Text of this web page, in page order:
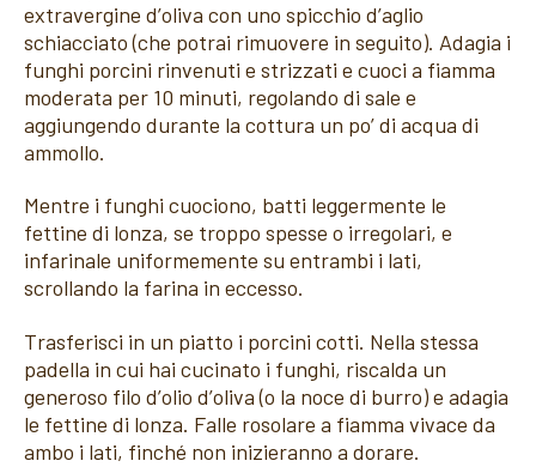
extravergine d’oliva con uno spicchio d’aglio
schiacciato (che potrai rimuovere in seguito). Adagia i
funghi porcini rinvenuti e strizzati e cuoci a fiamma
moderata per 10 minuti, regolando di sale e
aggiungendo durante la cottura un po’ di acqua di
ammollo.
Mentre i funghi cuociono, batti leggermente le
fettine di lonza, se troppo spesse o irregolari, e
infarinale uniformemente su entrambi i lati,
scrollando la farina in eccesso.
Trasferisci in un piatto i porcini cotti. Nella stessa
padella in cui hai cucinato i funghi, riscalda un
generoso filo d’olio d’oliva (o la noce di burro) e adagia
le fettine di lonza. Falle rosolare a fiamma vivace da
ambo i lati, finché non inizieranno a dorare.